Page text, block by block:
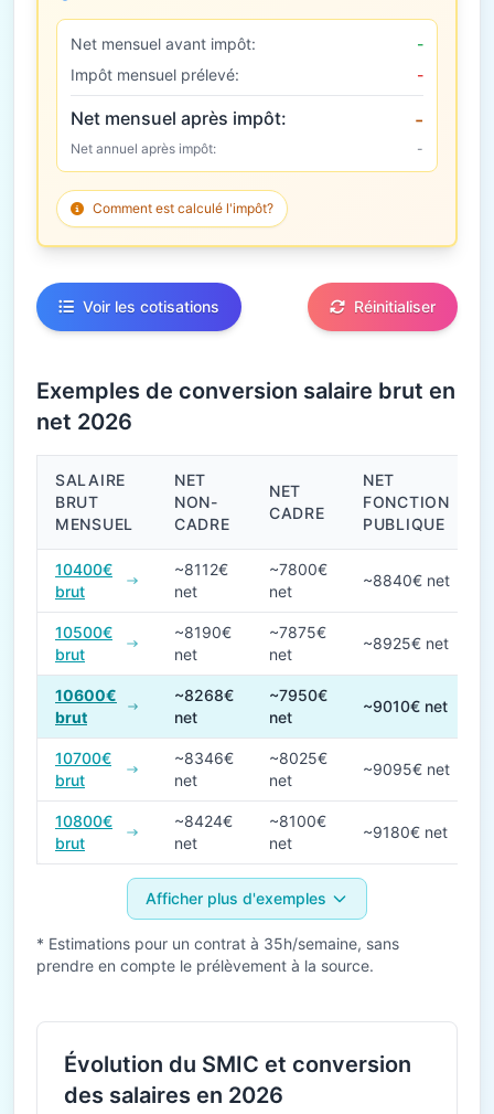
Net mensuel avant impôt:
-
Impôt mensuel prélevé:
-
Net mensuel après impôt: -
Net annuel après impôt: -
Comment est calculé l'impôt?
Voir les cotisations Réinitialiser
Exemples de conversion salaire brut en
net 2026
Conversions de salaire brut en net en 2026
SALAIRE
BRUT
MENSUEL
NET
NON-
CADRE
NET
CADRE
NET
FONCTION
PUBLIQUE
10400€
brut
~8112€
net
~7800€
net
~8840€ net
10500€
brut
~8190€
net
~7875€
net
~8925€ net
10600€
brut
~8268€
net
~7950€
net
~9010€ net
10700€
brut
~8346€
net
~8025€
net
~9095€ net
10800€
brut
~8424€
net
~8100€
net
~9180€ net
Afficher plus d'exemples
* Estimations pour un contrat à 35h/semaine, sans
prendre en compte le prélèvement à la source.
Évolution du SMIC et conversion
des salaires en 2026